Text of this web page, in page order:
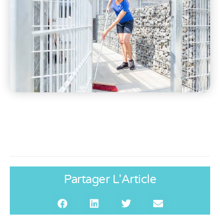
Partager L'Article